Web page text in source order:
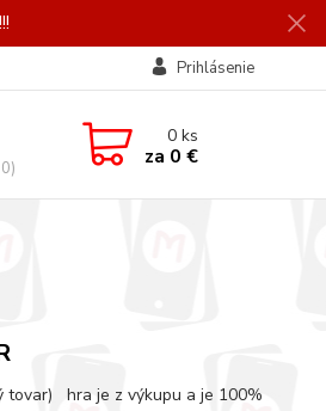
Prihlásenie
0ks
za 0 €
tovar) hra je z výkupu a je 100%